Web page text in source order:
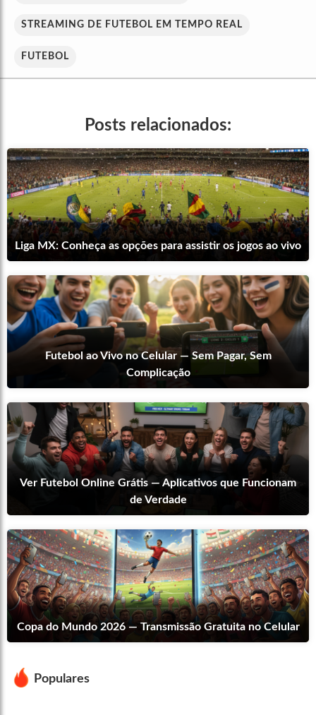
STREAMING DE FUTEBOL EM TEMPO REAL
FUTEBOL
Posts relacionados:
Liga MX: Conheça as opções para assistir os jogos ao vivo
Futebol ao Vivo no Celular — Sem Pagar, Sem
Complicação
Ver Futebol Online Grátis — Aplicativos que Funcionam
de Verdade
Copa do Mundo 2026 — Transmissão Gratuita no Celular
Populares